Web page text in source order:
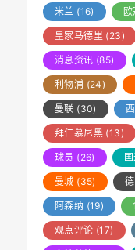
米兰 (16) 欧
皇家马德里 (23)
消息资讯 (85)
利物浦 (24)
曼联 (30)
拜仁慕尼黑 (13)
球员 (26)
曼城 (35)
阿森纳 (19) 1
观点评论 (17)